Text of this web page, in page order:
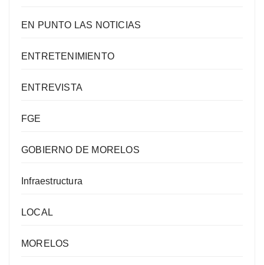
EN PUNTO LAS NOTICIAS
ENTRETENIMIENTO
ENTREVISTA
FGE
GOBIERNO DE MORELOS
Infraestructura
LOCAL
MORELOS